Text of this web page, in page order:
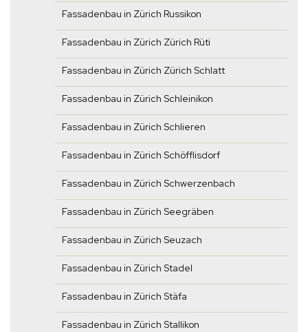
Fassadenbau in Zürich Russikon
Fassadenbau in Zürich Zürich Rüti
Fassadenbau in Zürich Zürich Schlatt
Fassadenbau in Zürich Schleinikon
Fassadenbau in Zürich Schlieren
Fassadenbau in Zürich Schöfflisdorf
Fassadenbau in Zürich Schwerzenbach
Fassadenbau in Zürich Seegräben
Fassadenbau in Zürich Seuzach
Fassadenbau in Zürich Stadel
Fassadenbau in Zürich Stäfa
Fassadenbau in Zürich Stallikon